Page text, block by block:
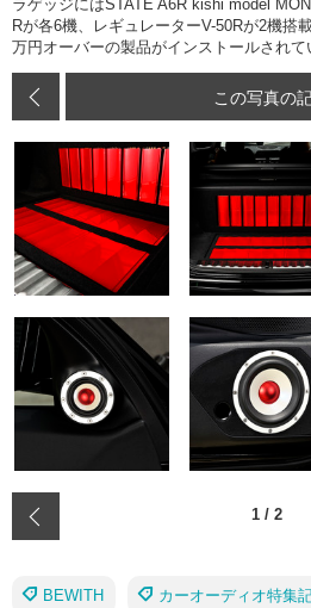
ラゲッジにはSTATE A6R kishi model
Rが各6機、レギュレーターV-50Rが2機搭
万円オーバーの製品がインストールされて
この写真の
1 / 2
BEWITH カーオーディオ特集